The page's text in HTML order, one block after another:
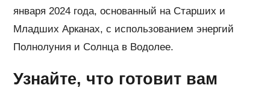
января 2024 года, основанный на Старших и
Младших Арканах, с использованием энергий
Полнолуния и Солнца в Водолее.
Узнайте, что готовит вам